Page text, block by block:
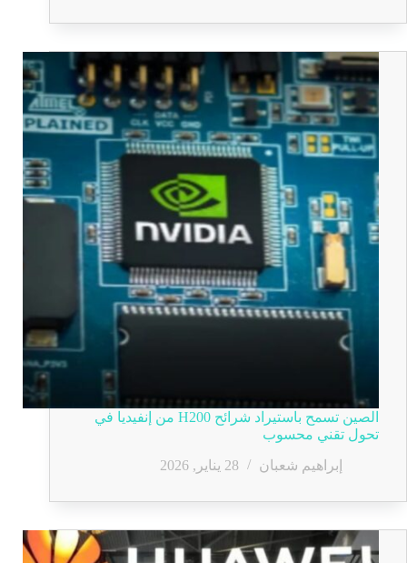
الصين تسمح باستيراد شرائح H200 من إنفيديا في
تحول تقني محسوب
إبراهيم شعبان
28 يناير, 2026